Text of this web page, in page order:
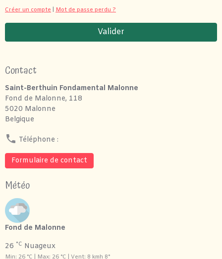
Créer un compte Mot de passe perdu ?
Valider
Contact
Saint-Berthuin Fondamental Malonne
Fond de Malonne, 118
5020 Malonne
Belgique
Téléphone :
Formulaire de contact
Météo
Fond de Malonne
26 °C Nuageux
Min: 26 °C | Max: 26 °C | Vent: 8 kmh 8°